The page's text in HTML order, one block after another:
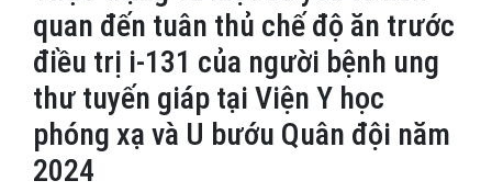
quan đến tuân thủ chế độ ăn trước
điều trị i-131 của người bệnh ung
thư tuyến giáp tại Viện Y học
phóng xạ và U bướu Quân đội năm
2024